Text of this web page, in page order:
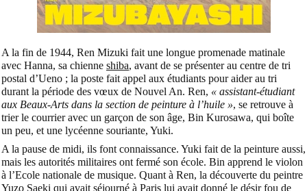
A la fin de 1944, Ren Mizuki fait une longue promenade matinale
avec Hanna, sa chienne shiba, avant de se présenter au centre de tri
postal d’Ueno ; la poste fait appel aux étudiants pour aider au tri
durant la période des vœux de Nouvel An. Ren, « assistant-étudiant
aux Beaux-Arts dans la section de peinture à l’huile », se retrouve à
trier le courrier avec un garçon de son âge, Bin Kurosawa, qui boîte
un peu, et une lycéenne souriante, Yuki.
A la pause de midi, ils font connaissance. Yuki fait de la peinture aussi,
mais les autorités militaires ont fermé son école. Bin apprend le violon
à l’Ecole nationale de musique. Quant à Ren, la découverte du peintre
Yuzo Saeki qui avait séjourné à Paris lui avait donné le désir fou de